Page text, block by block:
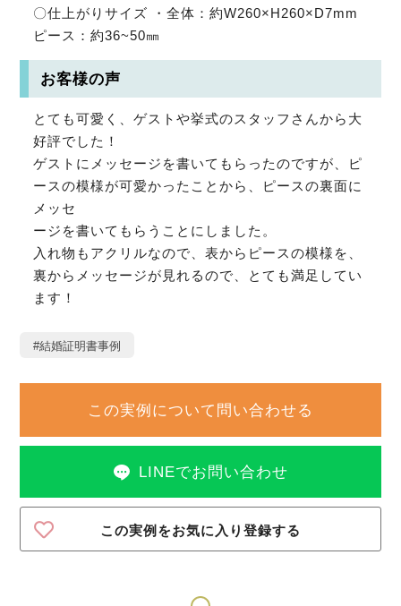
〇仕上がりサイズ ・全体：約W260×H260×D7mm
ピース：約36~50㎜
お客様の声
とても可愛く、ゲストや挙式のスタッフさんから大
好評でした！
ゲストにメッセージを書いてもらったのですが、ピ
ースの模様が可愛かったことから、ピースの裏面に
メッセ
ージを書いてもらうことにしました。
入れ物もアクリルなので、表からピースの模様を、
裏からメッセージが見れるので、とても満足してい
ます！
#結婚証明書事例
この実例について問い合わせる
LINEでお問い合わせ
この実例をお気に入り登録する